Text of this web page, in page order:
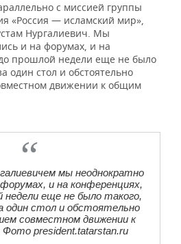
с миссией группы
«Россия — исламский мир»,
Нургалиевич. Мы
и на форумах, и на
прошлой недели еще не было
один стол и обстоятельно
движении к общим
мы неоднократно
и на конференциях,
недели еще не было такого,
один стол и обстоятельно
совместном движении к
president.tatarstan.ru